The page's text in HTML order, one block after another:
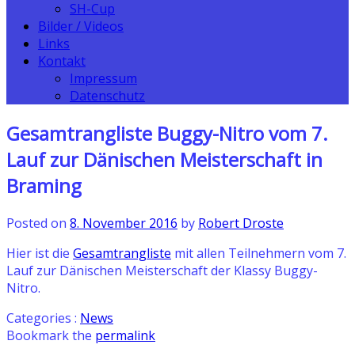
SH-Cup
Bilder / Videos
Links
Kontakt
Impressum
Datenschutz
Gesamtrangliste Buggy-Nitro vom 7.
Lauf zur Dänischen Meisterschaft in
Braming
Posted on 8. November 2016 by Robert Droste
Hier ist die Gesamtrangliste mit allen Teilnehmern vom 7.
Lauf zur Dänischen Meisterschaft der Klassy Buggy-
Nitro.
Categories : News
Bookmark the permalink